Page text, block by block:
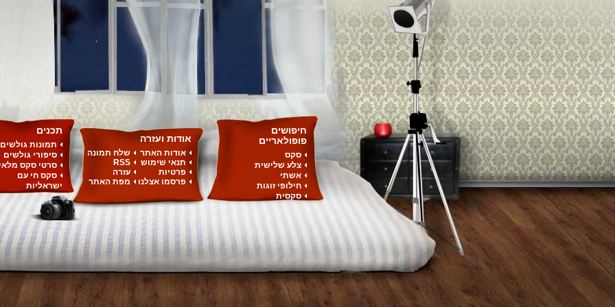
חיפושים
פופולאריים
סקס
צלע שלישית
אשתי
חילופי זוגות
סקסית
אודות ועזרה
אודות האתר
תנאי שימוש
פרטיות
פרסמו אצלנו
שלח תמונה
RSS
עזרה
מפת האתר
תכנים
תמונות גולשים
סיפורי גולשים
סרטי סקס
סקס חי עם
ישראליות